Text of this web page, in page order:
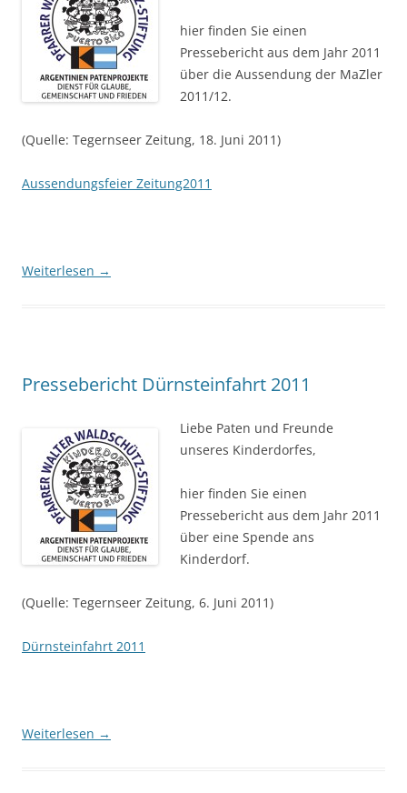
hier finden Sie einen
Pressebericht aus dem Jahr 2011
über die Aussendung der MaZler
2011/12.
(Quelle: Tegernseer Zeitung, 18. Juni 2011)
Aussendungsfeier Zeitung2011
Weiterlesen →
Pressebericht Dürnsteinfahrt 2011
Liebe Paten und Freunde
unseres Kinderdorfes,
hier finden Sie einen
Pressebericht aus dem Jahr 2011
über eine Spende ans
Kinderdorf.
(Quelle: Tegernseer Zeitung, 6. Juni 2011)
Dürnsteinfahrt 2011
Weiterlesen →